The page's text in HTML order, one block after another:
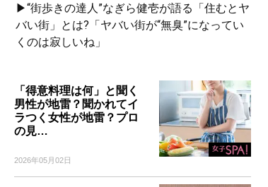
▶“街歩きの達人”なぎら健壱が語る「住むとヤ
バい街」とは?「ヤバい街が“無臭”になってい
くのは寂しいね」
「得意料理は何」と聞く
男性が地雷？聞かれてイ
ラつく女性が地雷？プロ
の見…
2026年05月02日